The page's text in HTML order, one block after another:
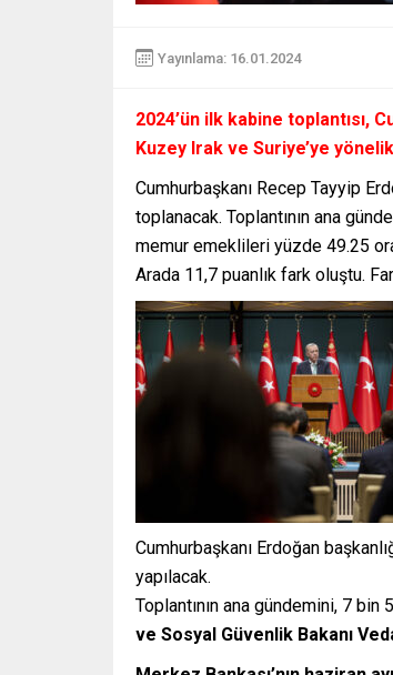
Yayınlama: 16.01.2024
2024’ün ilk kabine toplantısı,
Kuzey Irak ve Suriye’ye
Cumhurbaşkanı Recep Tayyip
toplanacak. Toplantının ana
memur emeklileri yüzde 49.25
Arada 11,7 puanlık fark oluştu.
Cumhurbaşkanı Erdoğan
yapılacak.
Toplantının ana gündemini, 7
ve Sosyal Güvenlik Bakanı